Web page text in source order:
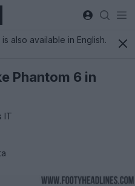
also available in English.
Phantom 6 in
IT